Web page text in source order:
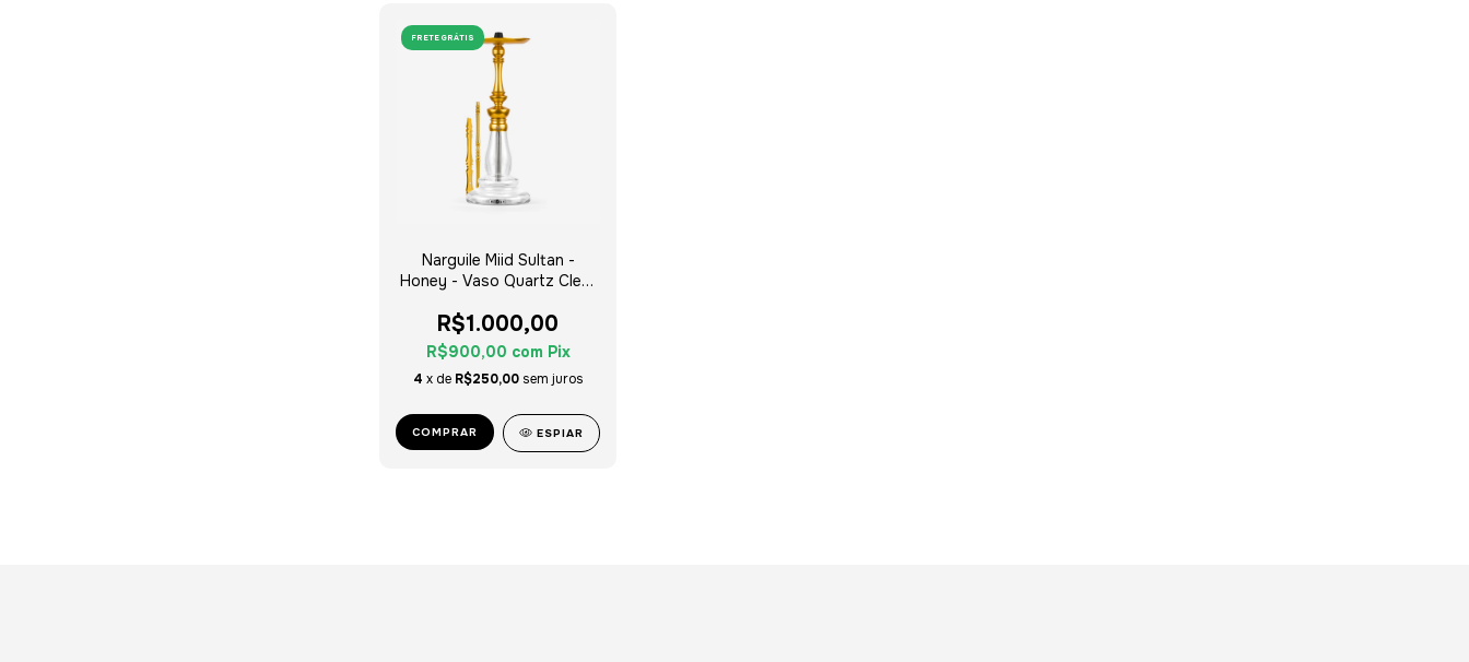
FRETE GRÁTIS
Narguile Miid Sultan -
Honey - Vaso Quartz Clear
R$1.000,00
R$900,00 com Pix
4 x de R$250,00 sem juros
COMPRAR ESPIAR